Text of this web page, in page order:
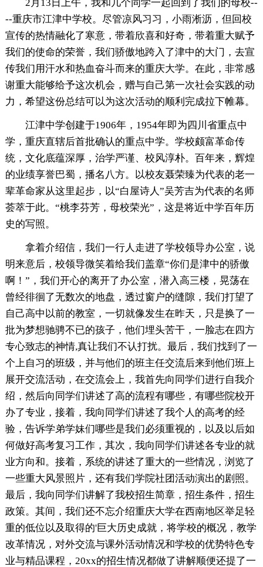
2月13日上午，我和几个同学一起回到了我们的母校--
--重庆市江津中学校。尽管凉风习习，小雨淅沥，但回校
宣传的热情融化了寒意，带着欣喜和好奇，带着重大赋予
我们的使命的荣誉，我们骄傲地跨入了津中的大门，去宣
传我们用汗水和热血奋斗而来的重庆大学。在此，非常感
谢重大能够给予这次机会，赠与自己第一次社会实践的动
力，希望这份总结可以为这次活动的顺利完成拉下帷幕。
江津中学创建于1906年，1954年即为四川省重点中
学，重庆直辖后首批确认的重点中学。学校颇富革命传
统，文化底蕴深厚，治学严谨、校风淳朴。百年来，辉煌
的业绩享誉巴蜀，播名八方。以校友聂荣臻为代表的老一
辈革命家从这里起步，以“白屋诗人”吴芳吉为代表的名师
荟萃于此。“桃李芬芳，母校荣光”，这是将近中学百年历
史的写照。
拿着介绍信，我们一行人走进了学校领导办公室，说
明来意后，校领导微笑着给我们盖章“你们是津中的骄傲
啊！”，我们开心的离开了办公室，潜入高三楼，晃荡在
曾经徘徊了无数次的地盘，透过窗户的缝隙，我们打望了
自己高中以前的教室，一切就像发生在昨天，只是换了一
批为梦想驰骋不已的孩子，他们埋头苦干，一脸志在四方
专心致志的神情,真让我们不认打扰。最后，我们找到了一
个上自习的班级，并与他们的班主任交流后来到他们班上
展开交流活动，在交流会上，我首先向同学们进行自我介
绍，然后向同学们讲述了高的流程有哪些，有哪些院校开
办了专业，接着，我向同学们讲述了我个人的高考的经
验，告诉学弟学妹们哪些是我们必须重视的，以及以后如
何做好高考复习工作，其次，我向同学们讲述各专业的就
业方向和。接着，系统的讲述了重大的一些情况，浏览了
一些重大风景照片，还有我们学院社团活动演出的剧照。
最后，我向同学们讲解了我校招生简章，招生条件，招生
政策。其间，我们还不忘介绍重庆大学在西南地区举足轻
重的低位以及取得的'巨大历史成就，将学校的概况，教学
改革情况，对外交流与课外活动情况和学校的优势特色专
业与精品课程，20xx的招生情况都做了讲解顺便还提了一